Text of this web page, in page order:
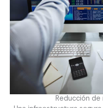
Reducción